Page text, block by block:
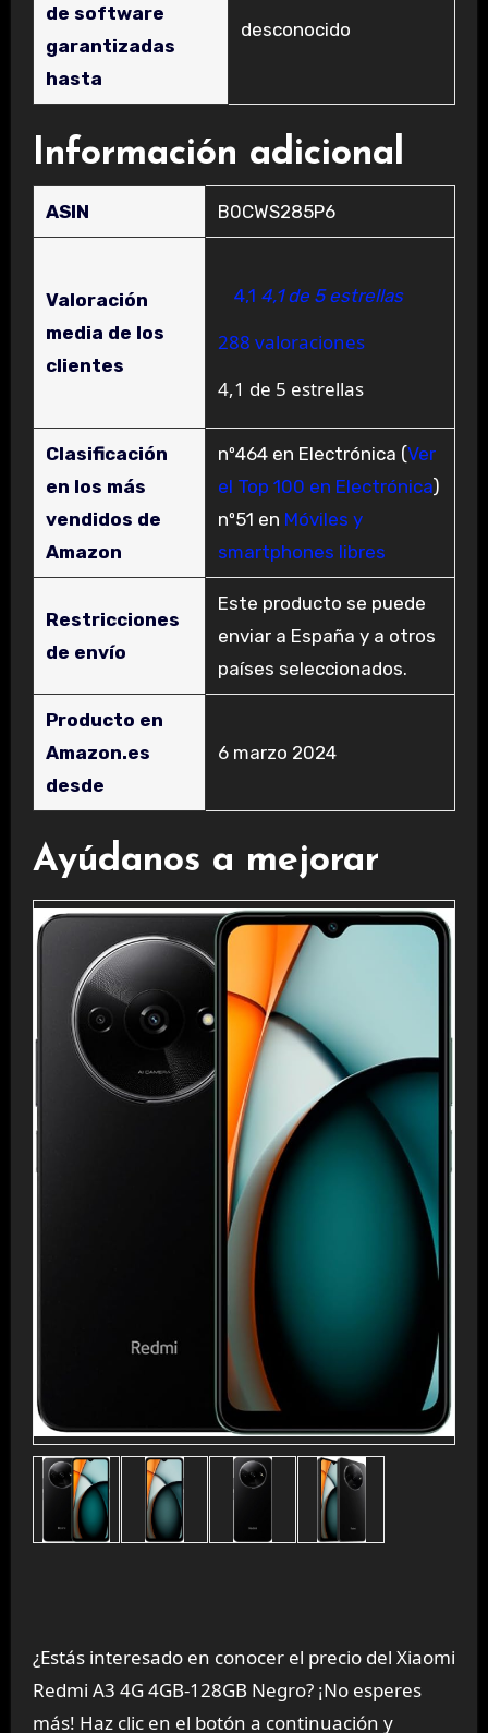
de software
garantizadas
hasta
‎desconocido
Información adicional
ASIN B0CWS285P6
Valoración
media de los
clientes
4,1 4,1 de 5 estrellas
288 valoraciones
4,1 de 5 estrellas
Clasificación
en los más
vendidos de
Amazon
nº464 en Electrónica (Ver
el Top 100 en Electrónica)
nº51 en Móviles y
smartphones libres
Restricciones
de envío
Este producto se puede
enviar a España y a otros
países seleccionados.
Producto en
Amazon.es
desde
6 marzo 2024
Ayúdanos a mejorar
¿Estás interesado en conocer el precio del Xiaomi
Redmi A3 4G 4GB-128GB Negro? ¡No esperes
más! Haz clic en el botón a continuación y